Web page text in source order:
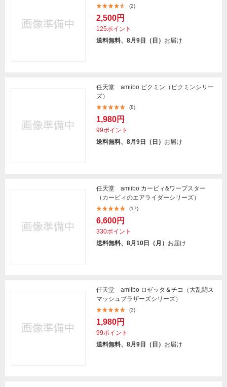
(2)
2,500円
125ポイント
送料無料、8月9日（日） お届け
任天堂 amiibo ピクミン（ピクミンシリー
ズ）
(8)
1,980円
99ポイント
送料無料、8月9日（日） お届け
任天堂 amiibo カービィ&ワープスター
（カービィのエアライダーシリーズ）
(17)
6,600円
330ポイント
送料無料、8月10日（月） お届け
任天堂 amiibo ロゼッタ＆チコ（大乱闘ス
マッシュブラザーズシリーズ）
(3)
1,980円
99ポイント
送料無料、8月9日（日） お届け